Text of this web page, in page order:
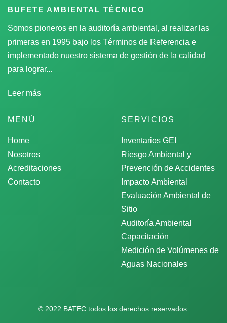
BUFETE AMBIENTAL TÉCNICO
Somos pioneros en la auditoría ambiental, al realizar las
primeras en 1995 bajo los Términos de Referencia e
implementado nuestro sistema de gestión de la calidad
para lograr...
Leer más
MENÚ
Home
Nosotros
Acreditaciones
Contacto
SERVICIOS
Inventarios GEI
Riesgo Ambiental y
Prevención de Accidentes
Impacto Ambiental
Evaluación Ambiental de
Sitio
Auditoría Ambiental
Capacitación
Medición de Volúmenes de
Aguas Nacionales
© 2022 BATEC todos los derechos reservados.